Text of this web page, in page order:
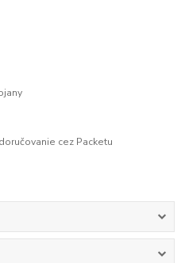
cez Packetu